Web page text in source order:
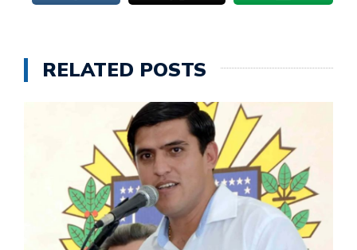
RELATED POSTS